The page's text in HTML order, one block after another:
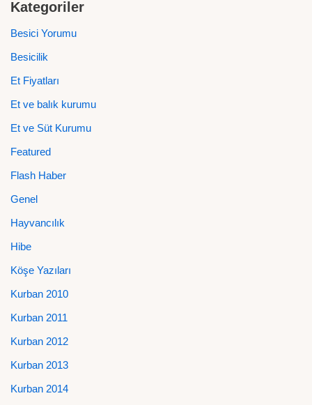
Kategoriler
Besici Yorumu
Besicilik
Et Fiyatları
Et ve balık kurumu
Et ve Süt Kurumu
Featured
Flash Haber
Genel
Hayvancılık
Hibe
Köşe Yazıları
Kurban 2010
Kurban 2011
Kurban 2012
Kurban 2013
Kurban 2014